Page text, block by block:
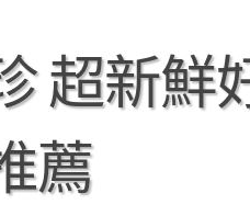
超新鮮
薦